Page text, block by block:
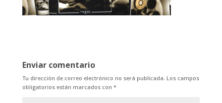
Enviar comentario
Tu dirección de correo electrónico no será publicada. Los campos
obligatorios están marcados con *